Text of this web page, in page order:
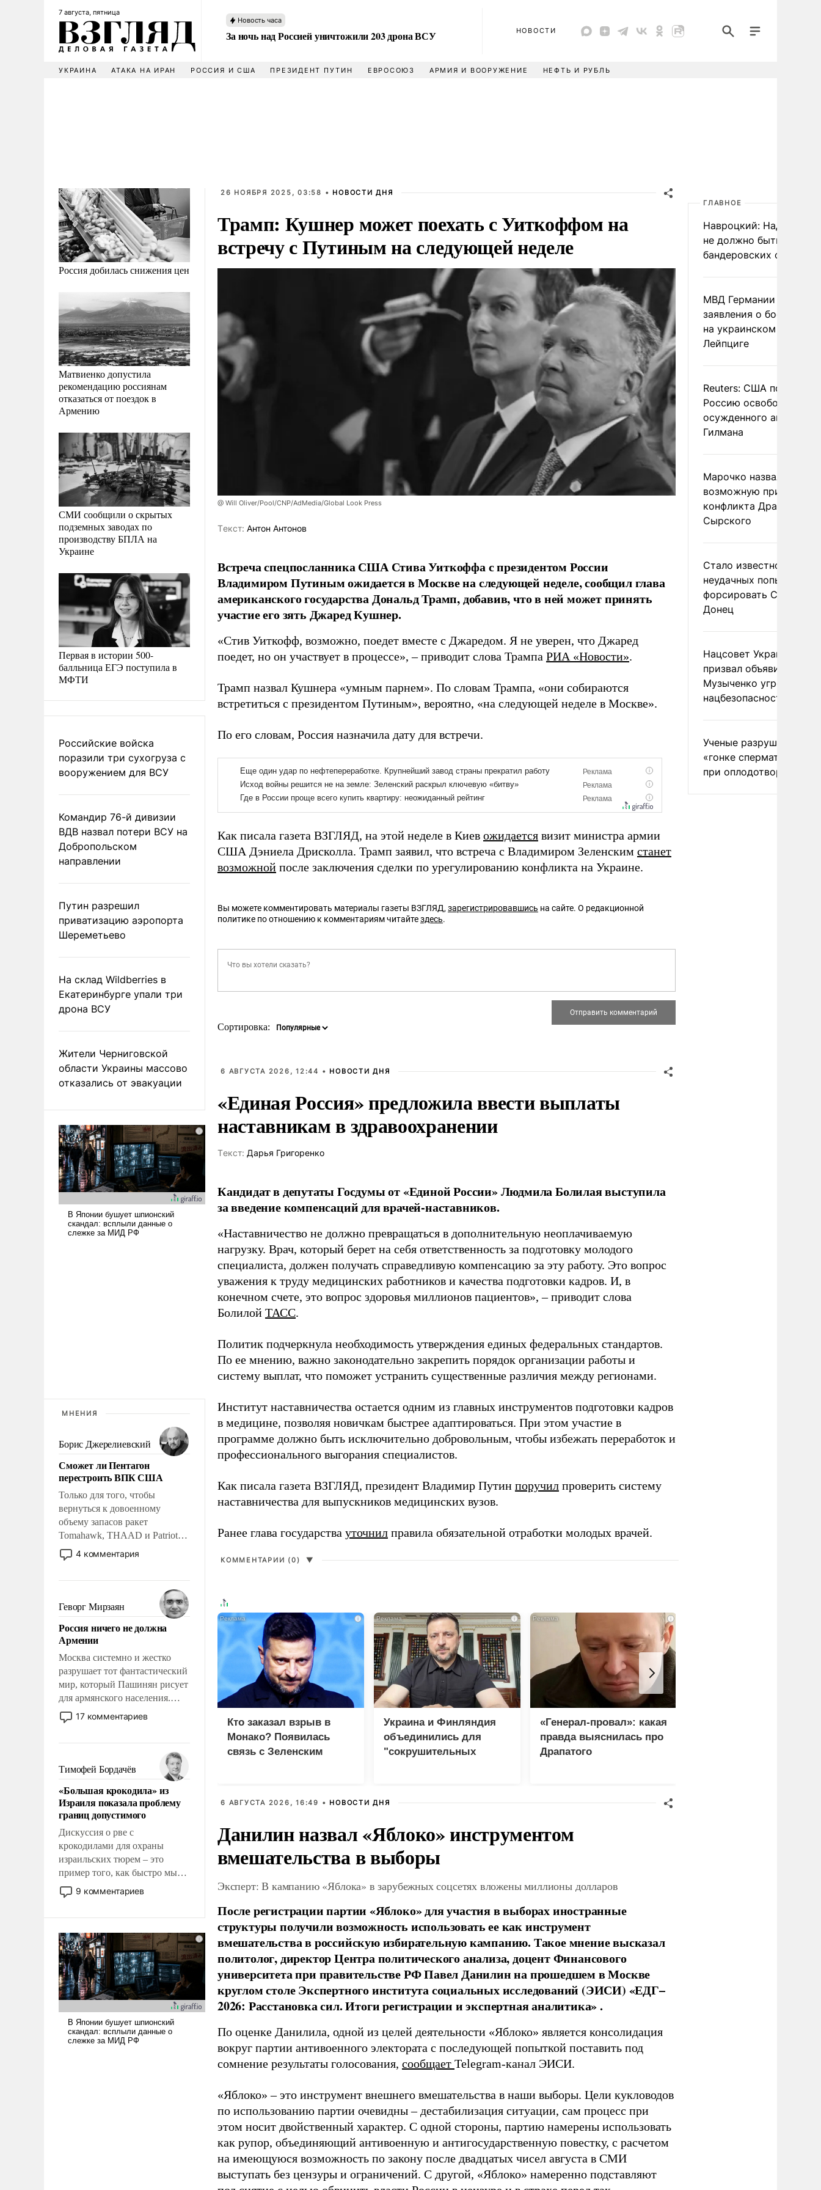
7 августа, пятница
Новость часа
За ночь над Россией уничтожили 203 дрона ВСУ НОВОСТИ
УКРАИНА АТАКА НА ИРАН РОССИЯ И США ПРЕЗИДЕНТ ПУТИН ЕВРОСОЮЗ АРМИЯ И ВООРУЖЕНИЕ НЕФТЬ И РУБЛЬ
Россия добилась снижения цен
Матвиенко допустила
рекомендацию россиянам
отказаться от поездок в
Армению
СМИ сообщили о скрытых
подземных заводах по
производству БПЛА на
Украине
Первая в истории 500-
балльница ЕГЭ поступила в
МФТИ
Российские войска
поразили три сухогруза с
вооружением для ВСУ
Командир 76-й дивизии
ВДВ назвал потери ВСУ на
Добропольском
направлении
Путин разрешил
приватизацию аэропорта
Шереметьево
На склад Wildberries в
Екатеринбурге упали три
дрона ВСУ
Жители Черниговской
области Украины массово
отказались от эвакуации
МНЕНИЯ
Борис Джерелиевский
Сможет ли Пентагон
перестроить ВПК США
Только для того, чтобы
вернуться к довоенному
объему запасов ракет
Tomahawk, THAAD и Patriot
США потребуется более трех
лет. Даже небольшая война с
Сложившаяся ситуация
означает многолетний период
уязвимости США, например,
перед Китаем.
4 комментария
Геворг Мирзаян
Россия ничего не должна
Армении
Москва системно и жестко
разрушает тот фантастический
мир, который Пашинян рисует
для армянского населения.
Мир, где политические
прожекты будут безусловно
налогоплательщиков и где
Еревану за свои поступки не
нужно отвечать.
17 комментариев
Тимофей Бордачёв
«Большая крокодила» из
Израиля показала проблему
границ допустимого
Дискуссия о рве с
крокодилами для охраны
израильских тюрем – это
пример того, как быстро мы
двигаемся по пути
революционных изменений.
псевдонаучной фантастики,
стало всерьез обсуждаемой
идеей.
9 комментариев
26 НОЯБРЯ 2025, 03:58 • НОВОСТИ ДНЯ
Трамп: Кушнер может поехать с Уиткоффом на
встречу с Путиным на следующей неделе
@ Will Oliver/Pool/CNP/AdMedia/Global Look Press
Tекст: Антон Антонов
Встреча спецпосланника США Стива Уиткоффа с президентом России
Владимиром Путиным ожидается в Москве на следующей неделе, сообщил глава
американского государства Дональд Трамп, добавив, что в ней может принять
участие его зять Джаред Кушнер.
«Стив Уиткофф, возможно, поедет вместе с Джаредом. Я не уверен, что Джаред
поедет, но он участвует в процессе», – приводит слова Трампа РИА «Новости».
Трамп назвал Кушнера «умным парнем». По словам Трампа, «они собираются
встретиться с президентом Путиным», вероятно, «на следующей неделе в Москве».
По его словам, Россия назначила дату для встречи.
Как писала газета ВЗГЛЯД, на этой неделе в Киев ожидается визит министра армии
США Дэниела Дрисколла. Трамп заявил, что встреча с Владимиром Зеленским станет
возможной после заключения сделки по урегулированию конфликта на Украине.
Вы можете комментировать материалы газеты ВЗГЛЯД,зарегистрировавшись на сайте. О редакционной
политике по отношению к комментариям читайтездесь.
Сортировка:
6 АВГУСТА 2026, 12:44 • НОВОСТИ ДНЯ
«Единая Россия» предложила ввести выплаты
наставникам в здравоохранении
Tекст: Дарья Григоренко
Кандидат в депутаты Госдумы от «Единой России» Людмила Болилая выступила
за введение компенсаций для врачей-наставников.
«Наставничество не должно превращаться в дополнительную неоплачиваемую
нагрузку. Врач, который берет на себя ответственность за подготовку молодого
специалиста, должен получать справедливую компенсацию за эту работу. Это вопрос
уважения к труду медицинских работников и качества подготовки кадров. И, в
конечном счете, это вопрос здоровья миллионов пациентов», – приводит слова
Болилой ТАСС.
Политик подчеркнула необходимость утверждения единых федеральных стандартов.
По ее мнению, важно законодательно закрепить порядок организации работы и
систему выплат, что поможет устранить существенные различия между регионами.
Институт наставничества остается одним из главных инструментов подготовки кадров
в медицине, позволяя новичкам быстрее адаптироваться. При этом участие в
программе должно быть исключительно добровольным, чтобы избежать переработок и
профессионального выгорания специалистов.
Как писала газета ВЗГЛЯД, президент Владимир Путин поручил проверить систему
наставничества для выпускников медицинских вузов.
Ранее глава государства уточнил правила обязательной отработки молодых врачей.
КОММЕНТАРИИ (0) ▼
i
Кто заказал взрыв в
Монако? Появилась
связь с Зеленским
i
Украина и Финляндия
объединились для
"сокрушительных
i
«Генерал-провал»: какая
правда выяснилась про
Драпатого
6 АВГУСТА 2026, 16:49 • НОВОСТИ ДНЯ
Данилин назвал «Яблоко» инструментом
вмешательства в выборы
Эксперт: В кампанию «Яблока» в зарубежных соцсетях вложены миллионы долларов
После регистрации партии «Яблоко» для участия в выборах иностранные
структуры получили возможность использовать ее как инструмент
вмешательства в российскую избирательную кампанию. Такое мнение высказал
политолог, директор Центра политического анализа, доцент Финансового
университета при правительстве РФ Павел Данилин на прошедшем в Москве
круглом столе Экспертного института социальных исследований (ЭИСИ) «ЕДГ–
2026: Расстановка сил. Итоги регистрации и экспертная аналитика» .
По оценке Данилила, одной из целей деятельности «Яблоко» является консолидация
вокруг партии антивоенного электората с последующей попыткой поставить под
сомнение результаты голосования, сообщает Telegram-канал ЭИСИ.
«Яблоко» – это инструмент внешнего вмешательства в наши выборы. Цели кукловодов
по использованию партии очевидны – дестабилизация ситуации, сам процесс при
этом носит двойственный характер. С одной стороны, партию намерены использовать
как рупор, объединяющий антивоенную и антигосударственную повестку, с расчетом
на имеющуюся возможность по закону после двадцатых чисел августа в СМИ
выступать без цензуры и ограничений. С другой, «Яблоко» намеренно подставляют
ГЛАВНОЕ
Навроцкий: Над
не должно быть
бандеровских флагов
МВД Германии отвергло
заявления о
на украинском
Лейпциге
Reuters: США
Россию освободить
осужденного
Гилмана
Марочко назвал
возможную причину
конфликта Драпатого и
Сырского
Стало известно о
неудачных попытках
форсировать
Донец
Нацсовет Украины по
призвал объявить
Музыченко угрозой
нацбезопасности
Ученые разрушили миф
«гонке
при оплодотворении